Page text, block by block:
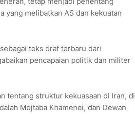
yang melibatkan AS dan kekuatan
teks draf terbaru dari
pencapaian politik dan militer
tentang struktur kekuasaan di Iran, di
Mojtaba Khamenei, dan Dewan